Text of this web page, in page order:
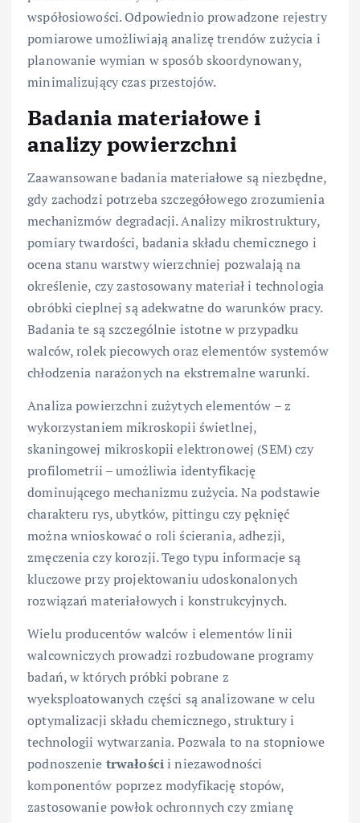
współosiowości. Odpowiednio prowadzone rejestry
pomiarowe umożliwiają analizę trendów zużycia i
planowanie wymian w sposób skoordynowany,
minimalizujący czas przestojów.
Badania materiałowe i
analizy powierzchni
Zaawansowane badania materiałowe są niezbędne,
gdy zachodzi potrzeba szczegółowego zrozumienia
mechanizmów degradacji. Analizy mikrostruktury,
pomiary twardości, badania składu chemicznego i
ocena stanu warstwy wierzchniej pozwalają na
określenie, czy zastosowany materiał i technologia
obróbki cieplnej są adekwatne do warunków pracy.
Badania te są szczególnie istotne w przypadku
walców, rolek piecowych oraz elementów systemów
chłodzenia narażonych na ekstremalne warunki.
Analiza powierzchni zużytych elementów – z
wykorzystaniem mikroskopii świetlnej,
skaningowej mikroskopii elektronowej (SEM) czy
profilometrii – umożliwia identyfikację
dominującego mechanizmu zużycia. Na podstawie
charakteru rys, ubytków, pittingu czy pęknięć
można wnioskować o roli ścierania, adhezji,
zmęczenia czy korozji. Tego typu informacje są
kluczowe przy projektowaniu udoskonalonych
rozwiązań materiałowych i konstrukcyjnych.
Wielu producentów walców i elementów linii
walcowniczych prowadzi rozbudowane programy
badań, w których próbki pobrane z
wyeksploatowanych części są analizowane w celu
optymalizacji składu chemicznego, struktury i
technologii wytwarzania. Pozwala to na stopniowe
podnoszenie trwałościi niezawodności
komponentów poprzez modyfikację stopów,
zastosowanie powłok ochronnych czy zmianę